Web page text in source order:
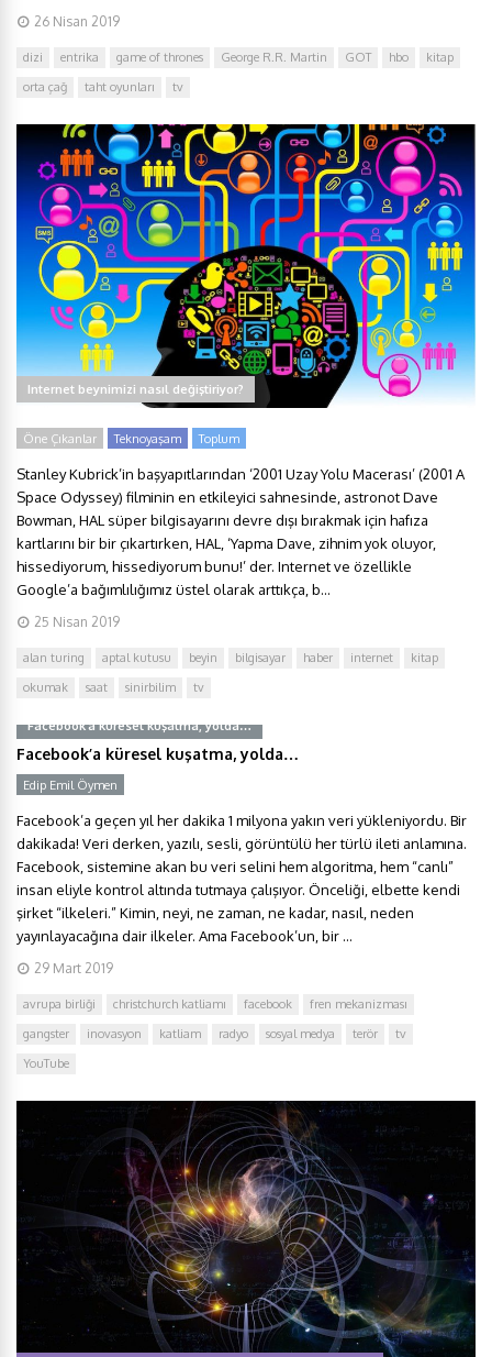
26 Nisan 2019
dizi entrika game of thrones George R.R. Martin GOT hbo
kitap
orta çağ
taht oyunları tv
Internet beynimizi nasıl değiştiriyor?
Öne Çıkanlar Teknoyaşam Toplum
Stanley Kubrick’in başyapıtlarından ‘2001 Uzay Yolu Macerası’ (2001 A
Space Odyssey) filminin en etkileyici sahnesinde, astronot Dave
Bowman, HAL süper bilgisayarını devre dışı bırakmak için hafıza
kartlarını bir bir çıkartırken, HAL, ‘Yapma Dave, zihnim yok oluyor,
hissediyorum, hissediyorum bunu!’ der. Internet ve özellikle
Google’a bağımlılığımız üstel olarak arttıkça, b...
25 Nisan 2019
alan turing aptal kutusu beyin bilgisayar haber internet
kitap
okumak
saat sinirbilim tv
Facebook’a küresel kuşatma, yolda…
Facebook’a küresel kuşatma, yolda…
Edip Emil Öymen
Facebook’a geçen yıl her dakika 1 milyona yakın veri yükleniyordu. Bir
dakikada! Veri derken, yazılı, sesli, görüntülü her türlü ileti anlamına.
Facebook, sistemine akan bu veri selini hem algoritma, hem “canlı”
insan eliyle kontrol altında tutmaya çalışıyor. Önceliği, elbette kendi
şirket “ilkeleri.” Kimin, neyi, ne zaman, ne kadar, nasıl, neden
yayınlayacağına dair ilkeler. Ama Facebook’un, bir ...
29 Mart 2019
avrupa birliği christchurch katliamı facebook
fren mekanizması
gangster
inovasyon katliam radyo sosyal medya terör
tv
YouTube